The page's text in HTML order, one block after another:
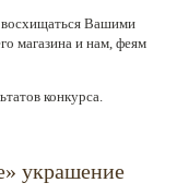
восхищаться Вашими
магазина и нам, феям
конкурса.
украшение